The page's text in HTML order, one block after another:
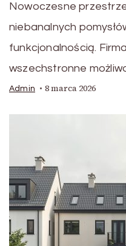
Nowoczesne
niebanalnych
funkcjonalnością.
wszechstronne
Admin 8 marca 2026